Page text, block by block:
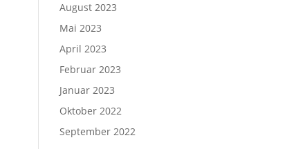
August 2023
Mai 2023
April 2023
Februar 2023
Januar 2023
Oktober 2022
September 2022